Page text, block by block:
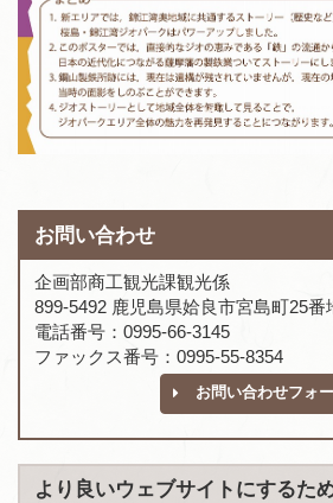
お問い合わせ
企画部商工観光課観光係
899-5492 鹿児島県姶良市宮島町25番
電話番号：0995-66-3145
ファックス番号：0995-55-8354
お問い合わせフォ
より良いウェブサイトにするた